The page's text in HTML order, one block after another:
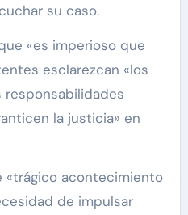
su caso.
«es imperioso que
esclarezcan «los
responsabilidades
la justicia» en
«trágico acontecimiento
de impulsar